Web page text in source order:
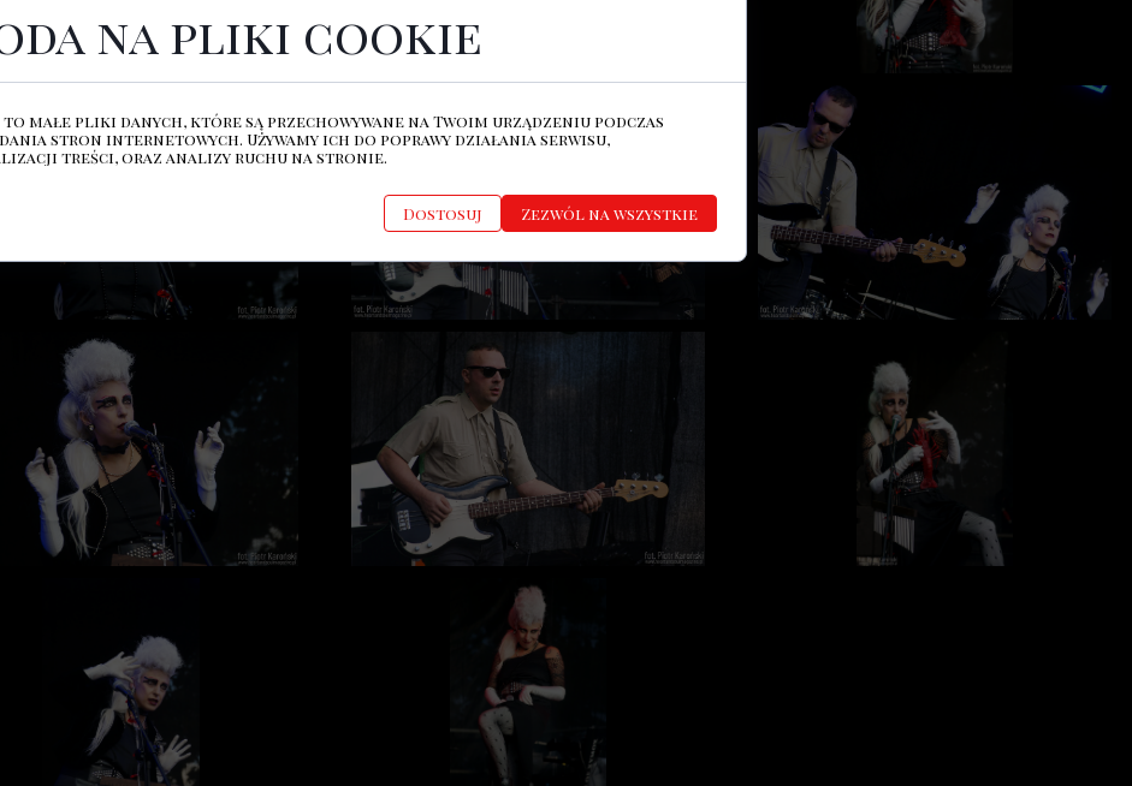
na pliki cookie
małe pliki danych, które są przechowywane na Twoim urządzeniu podczas
stron internetowych. Używamy ich do poprawy działania serwisu,
treści, oraz analizy ruchu na stronie.
Dostosuj Zezwól na wszystkie